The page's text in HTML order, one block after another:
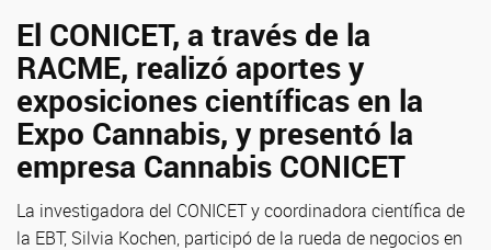
El CONICET, a través de la
RACME, realizó aportes y
exposiciones científicas en la
Expo Cannabis, y presentó la
empresa Cannabis CONICET
La investigadora del CONICET y coordinadora científica de
la EBT, Silvia Kochen, participó de la rueda de negocios en